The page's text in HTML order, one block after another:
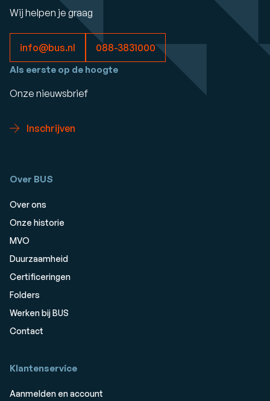
Wij helpen je graag
info@bus.nl 088-3831000
Als eerste op de hoogte
Onze nieuwsbrief
Inschrijven
Over BUS
Over ons
Onze historie
MVO
Duurzaamheid
Certificeringen
Folders
Werken bij BUS
Contact
Klantenservice
Aanmelden en account